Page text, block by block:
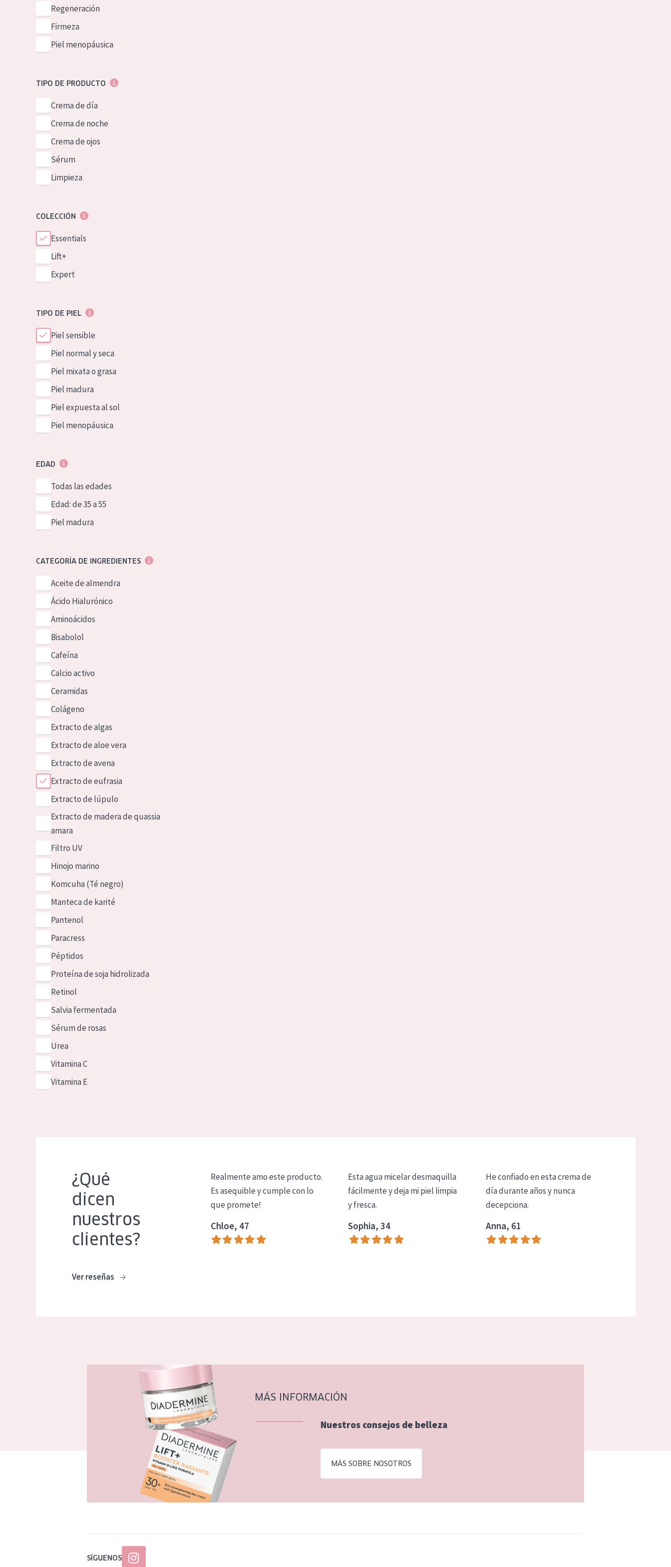
German
Spanish
Greek
Regeneración
Firmeza
Piel menopáusica
TIPO DE PRODUCTO
Crema de día
Crema de noche
Crema de ojos
Sérum
Limpieza
COLECCIÓN
Essentials
Lift+
Expert
TIPO DE PIEL
Piel sensible
Piel normal y seca
Piel mixata o grasa
Piel madura
Piel expuesta al sol
Piel menopáusica
EDAD
Todas las edades
Edad: de 35 a 55
Piel madura
CATEGORÍA DE INGREDIENTES
Aceite de almendra
Ácido Hialurónico
Aminoácidos
Bisabolol
Cafeína
Calcio activo
Ceramidas
Colágeno
Extracto de algas
Extracto de aloe vera
Extracto de avena
Extracto de eufrasia
Extracto de lúpulo
Extracto de madera de quassia
amara
Filtro UV
Hinojo marino
Komcuha (Té negro)
Manteca de karité
Pantenol
Paracress
Péptidos
Proteína de soja hidrolizada
Retinol
Salvia fermentada
Sérum de rosas
Urea
Vitamina C
Vitamina E
¿Qué
dicen
nuestros
clientes?
Ver reseñas
Realmente amo este producto.
Es asequible y cumple con lo
que promete!
Chloe, 47
Esta agua micelar desmaquilla
fácilmente y deja mi piel limpia
y fresca.
Sophia, 34
He confiado en esta crema de
día durante años y nunca
decepciona.
Anna, 61
MÁS INFORMACIÓN
Nuestros consejos de belleza
MÁS SOBRE NOSOTROS
SÍGUENOS